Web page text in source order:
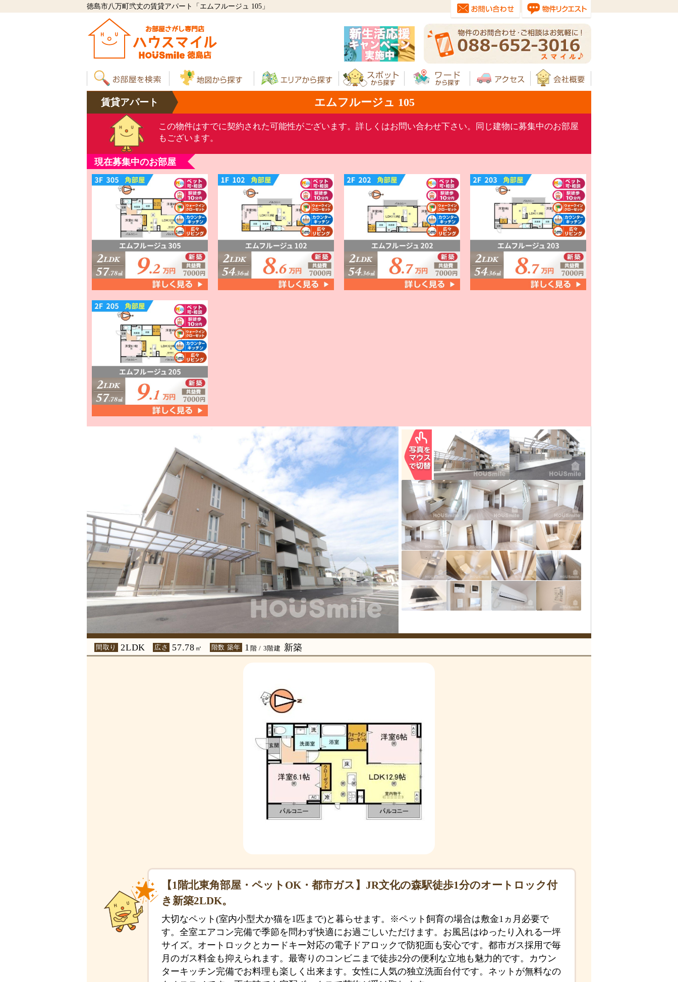
徳島市八万町弐丈の賃貸アパート「エムフルージュ 105」
賃貸アパート エムフルージュ 105
この物件はすでに契約された可能性がございます。詳しくはお問い合わせ下さい。同じ建物に募集中のお部屋
もございます。
現在募集中のお部屋
間取り 2LDK 広さ 57.78 ㎡ 階数 築年 1 階 / 3階建 新築
【1階北東角部屋・ペットOK・都市ガス】JR文化の森駅徒歩1分のオートロック付
き新築2LDK。
大切なペット(室内小型犬か猫を1匹まで)と暮らせます。※ペット飼育の場合は敷金1ヵ月必要で
す。全室エアコン完備で季節を問わず快適にお過ごしいただけます。お風呂はゆったり入れる一坪
サイズ。オートロックとカードキー対応の電子ドアロックで防犯面も安心です。都市ガス採用で毎
月のガス料金も抑えられます。最寄りのコンビニまで徒歩2分の便利な立地も魅力的です。カウン
ターキッチン完備でお料理も楽しく出来ます。女性に人気の独立洗面台付です。ネットが無料なの